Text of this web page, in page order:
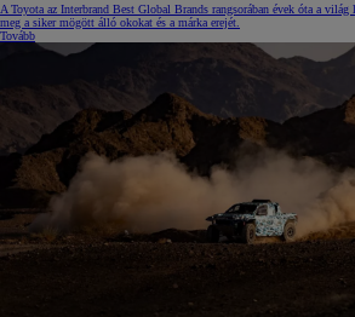
A Toyota az Interbrand Best Global Brands rangsorában évek óta a világ
meg a siker mögött álló okokat és a márka erejét.
Tovább